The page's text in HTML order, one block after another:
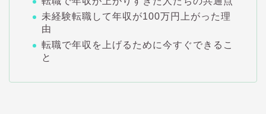
未経験転職して年収が100万円上がった理
由
転職で年収を上げるために今すぐできるこ
と